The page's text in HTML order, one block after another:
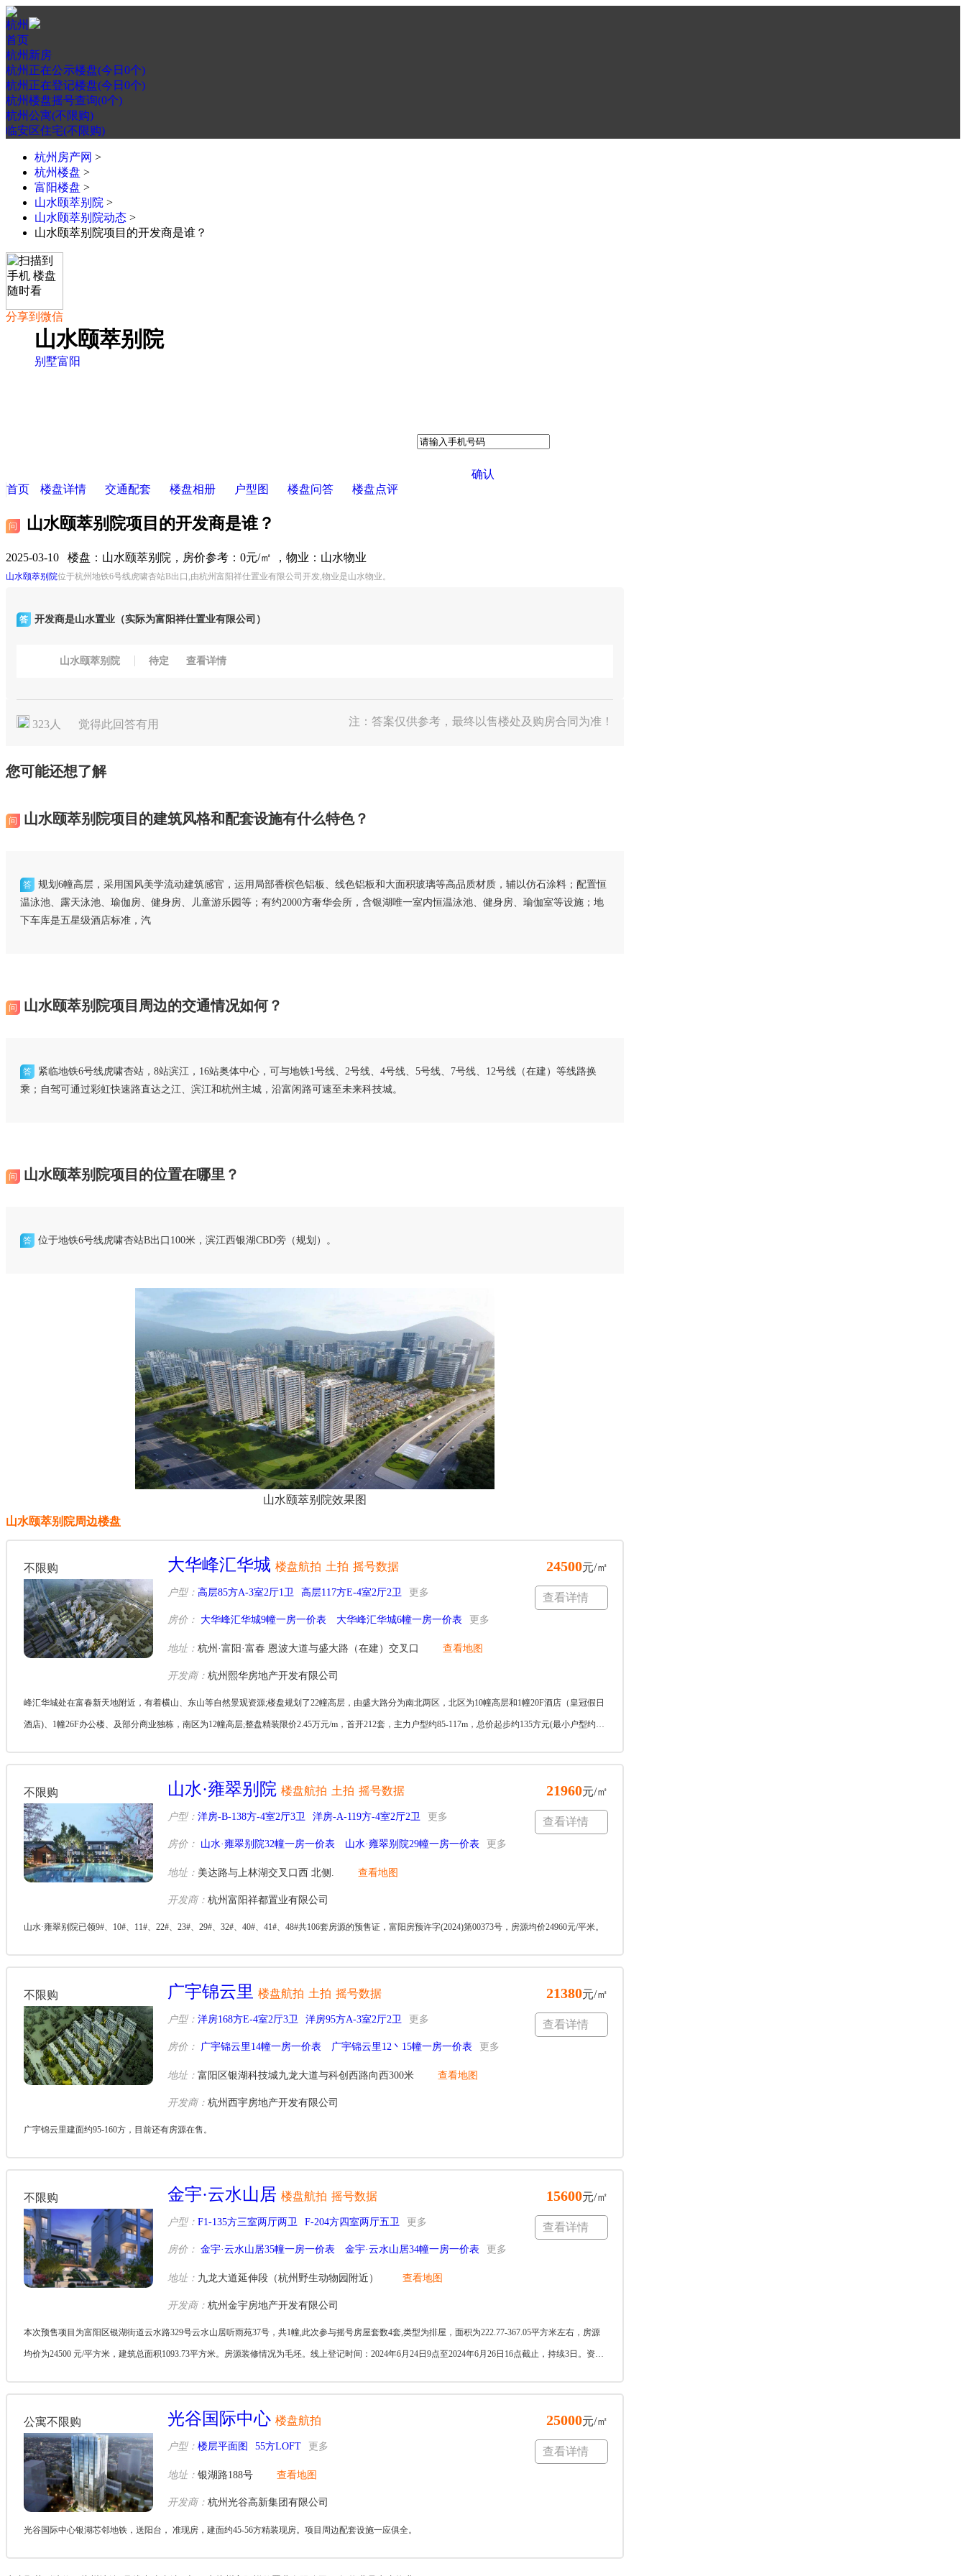
杭州
首页
杭州新房
杭州正在公示楼盘(今日0个)
杭州正在登记楼盘(今日0个)
杭州楼盘摇号查询(0个)
杭州公寓(不限购)
临安区住宅(不限购)
杭州房产网 >
杭州楼盘 >
富阳楼盘 >
山水颐萃别院 >
山水颐萃别院动态 >
山水颐萃别院项目的开发商是谁？
分享到微信
山水颐萃别院
别墅富阳
确认
首页
楼盘详情 交通配套 楼盘相册 户型图 楼盘问答 楼盘点评
问 山水颐萃别院项目的开发商是谁？
2025-03-10 楼盘： 山水颐萃别院，房价参考：0元/㎡ ，物业：山水物业
山水颐萃别院位于杭州地铁6号线虎啸杏站B出口,由杭州富阳祥仕置业有限公司开发,物业是山水物业。
答 开发商是山水置业（实际为富阳祥仕置业有限公司）
山水颐萃别院 待定 查看详情
323 人 觉得此回答有用 注：答案仅供参考，最终以售楼处及购房合同为准！
您可能还想了解
问 山水颐萃别院项目的建筑风格和配套设施有什么特色？
答
规划6幢高层，采用国风美学流动建筑感官，运用局部香槟色铝板、线色铝板和大面积玻璃等高品质材质，辅以仿石涂料；配置恒
温泳池、露天泳池、瑜伽房、健身房、儿童游乐园等；有约2000方奢华会所，含银湖唯一室内恒温泳池、健身房、瑜伽室等设施；地
下车库是五星级酒店标准，汽
问 山水颐萃别院项目周边的交通情况如何？
答
紧临地铁6号线虎啸杏站，8站滨江，16站奥体中心，可与地铁1号线、2号线、4号线、5号线、7号线、12号线（在建）等线路换
乘；自驾可通过彩虹快速路直达之江、滨江和杭州主城，沿富闲路可速至未来科技城。
问 山水颐萃别院项目的位置在哪里？
答 位于地铁6号线虎啸杏站B出口100米，滨江西银湖CBD旁（规划）。
山水颐萃别院效果图
山水颐萃别院周边楼盘
不限购 大华峰汇华城 楼盘航拍 土拍 摇号数据
户型： 高层85方A-3室2厅1卫 高层117方E-4室2厅2卫 更多
房价： 大华峰汇华城9幢一房一价表 大华峰汇华城6幢一房一价表 更多
地址： 杭州·富阳·富春 恩波大道与盛大路（在建）交叉口 查看地图
开发商： 杭州熙华房地产开发有限公司
24500元/㎡
查看详情
峰汇华城处在富春新天地附近，有着横山、东山等自然景观资源;楼盘规划了22幢高层，由盛大路分为南北两区，北区为10幢高层和1幢20F酒店（皇冠假日
酒店)、1幢26F办公楼、及部分商业独栋，南区为12幢高层;整盘精装限价2.45万元/m，首开212套，主力户型约85-117m，总价起步约135方元(最小户型约72
不限购 山水·雍翠别院 楼盘航拍 土拍 摇号数据
户型： 洋房-B-138方-4室2厅3卫 洋房-A-119方-4室2厅2卫 更多
房价： 山水·雍翠别院32幢一房一价表 山水·雍翠别院29幢一房一价表 更多
地址： 美达路与上林湖交叉口西 北侧. 查看地图
开发商： 杭州富阳祥都置业有限公司
21960元/㎡
查看详情
山水·雍翠别院已领9#、10#、11#、22#、23#、29#、32#、40#、41#、48#共106套房源的预售证，富阳房预许字(2024)第00373号，房源均价24960元/平米。
不限购 广宇锦云里 楼盘航拍 土拍 摇号数据
户型： 洋房168方E-4室2厅3卫 洋房95方A-3室2厅2卫 更多
房价： 广宇锦云里14幢一房一价表 广宇锦云里12丶15幢一房一价表 更多
地址： 富阳区银湖科技城九龙大道与科创西路向西300米 查看地图
开发商： 杭州西宇房地产开发有限公司
21380元/㎡
查看详情
广宇锦云里建面约95-160方，目前还有房源在售。
不限购 金宇·云水山居 楼盘航拍 摇号数据
户型： F1-135方三室两厅两卫 F-204方四室两厅五卫 更多
房价： 金宇·云水山居35幢一房一价表 金宇·云水山居34幢一房一价表 更多
地址： 九龙大道延伸段（杭州野生动物园附近） 查看地图
开发商： 杭州金宇房地产开发有限公司
15600元/㎡
查看详情
本次预售项目为富阳区银湖街道云水路329号云水山居听雨苑37号，共1幢,此次参与摇号房屋套数4套,类型为排屋，面积为222.77-367.05平方米左右，房源
均价为24500 元/平方米，建筑总面积1093.73平方米。房源装修情况为毛坯。线上登记时间：2024年6月24日9点至2024年6月26日16点截止，持续3日。资金
公寓不限购 光谷国际中心 楼盘航拍
户型： 楼层平面图 55方LOFT 更多
地址： 银湖路188号 查看地图
开发商： 杭州光谷高新集团有限公司
25000元/㎡
查看详情
光谷国际中心银湖芯邻地铁，送阳台， 准现房，建面约45-56方精装现房。项目周边配套设施一应俱全。